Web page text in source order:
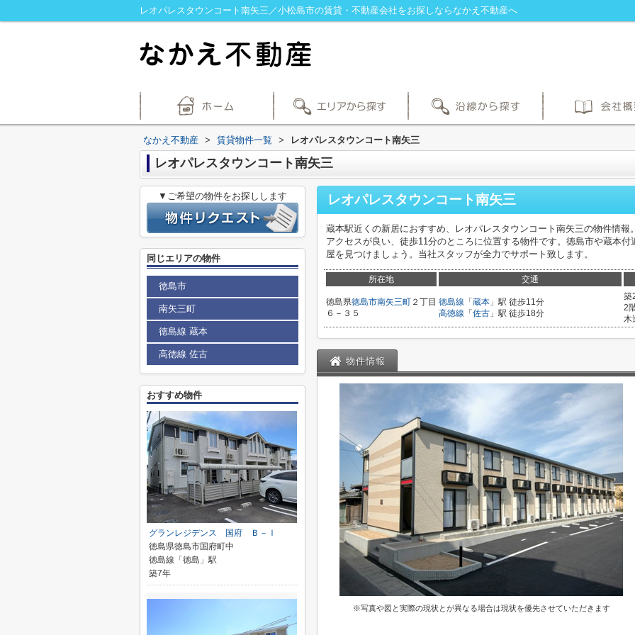
レオパレスタウンコート南矢三／小松島市の賃貸・不動産会社をお探しならなかえ不動産へ
なかえ不動産 > 賃貸物件一覧 > レオパレスタウンコート南矢三
レオパレスタウンコート南矢三
レオパレスタウンコート南矢三
蔵本駅近くの新居におすすめ、レオパレスタウンコート南矢三の物件情
アクセスが良い、徒歩11分のところに位置する物件です。徳島市や蔵本
屋を見つけましょう。当社スタッフが全力でサポート致します。
所在地 交通
徳島県徳島市南矢三町 ２丁目
６－３５
徳島線 「 蔵本 」駅 徒歩11分
高徳線 「 佐古 」駅 徒歩18分
築
2
木
物件情報
※写真や図と実際の現状とが異なる場合は現状を優先させていただきます
▼ご希望の物件をお探しします
同じエリアの物件
徳島市
南矢三町
徳島線 蔵本
高徳線 佐古
おすすめ物件
グランレジデンス 国府 Ｂ－Ⅰ
徳島県徳島市国府町中
徳島線「徳島」駅
築7年